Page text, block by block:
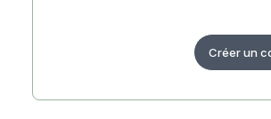
Créer un